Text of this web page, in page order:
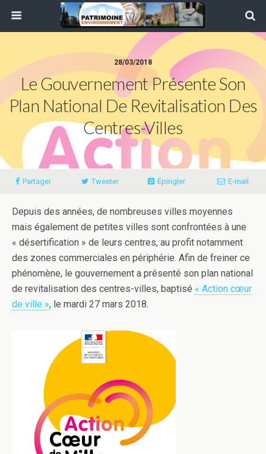
28/03/2018
Le Gouvernement Présente Son
Plan National De Revitalisation Des
Centres-Villes
Partager Tweeter Épingler E-mail
Depuis des années, de nombreuses villes moyennes
mais également de petites villes sont confrontées à une
« désertification » de leurs centres, au profit notamment
des zones commerciales en périphérie. Afin de freiner ce
phénomène, le gouvernement a présenté son plan national
de revitalisation des centres-villes, baptisé « Action cœur
de ville », le mardi 27 mars 2018.